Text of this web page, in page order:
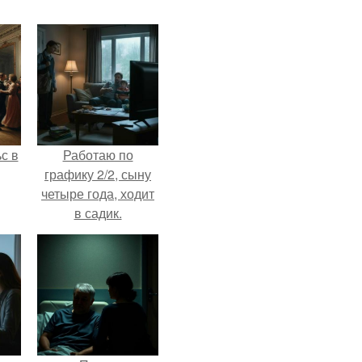
в
Работаю по
графику 2/2, сыну
четыре года, ходит
в садик.